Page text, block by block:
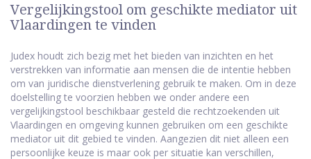
Vergelijkingstool om geschikte mediator uit
Vlaardingen te vinden
Judex houdt zich bezig met het bieden van inzichten en het
verstrekken van informatie aan mensen die de intentie hebben
om van juridische dienstverlening gebruik te maken. Om in deze
doelstelling te voorzien hebben we onder andere een
vergelijkingstool beschikbaar gesteld die rechtzoekenden uit
Vlaardingen en omgeving kunnen gebruiken om een geschikte
mediator uit dit gebied te vinden. Aangezien dit niet alleen een
persoonlijke keuze is maar ook per situatie kan verschillen,